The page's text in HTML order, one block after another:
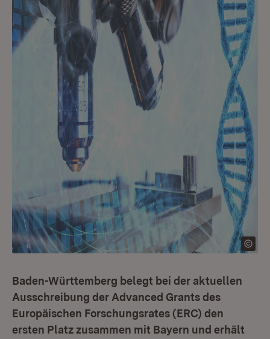
Baden-Württemberg belegt bei der aktuellen
Ausschreibung der Advanced Grants des
Europäischen Forschungsrates (ERC) den
ersten Platz zusammen mit Bayern und erhält